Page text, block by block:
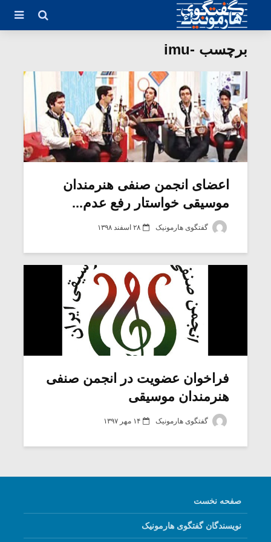
برچسب -imu
اعضای انجمن صنفی هنرمندان
موسیقی خواستار رفع عدم...
گفتگوی هارمونیک ۲۸ اسفند ۱۳۹۸
فراخوان عضویت در انجمن صنفی
هنرمندان موسیقی
گفتگوی هارمونیک ۱۴ مهر ۱۳۹۷
صفحه نخست
نویسندگان گفتگوی هارمونیک